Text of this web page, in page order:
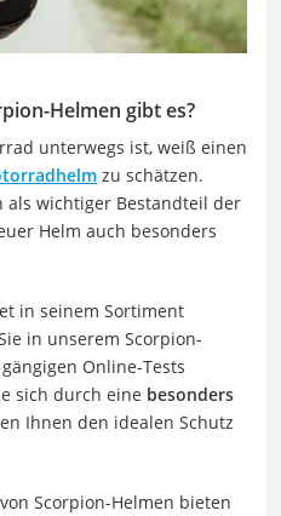
Helmen gibt es?
unterwegs ist, weiß einen
zu schätzen.
als wichtiger Bestandteil der
Helm auch besonders
in seinem Sortiment
in unserem Scorpion-
Online-Tests
sich durch eine besonders
Ihnen den idealen Schutz
Scorpion-Helmen bieten